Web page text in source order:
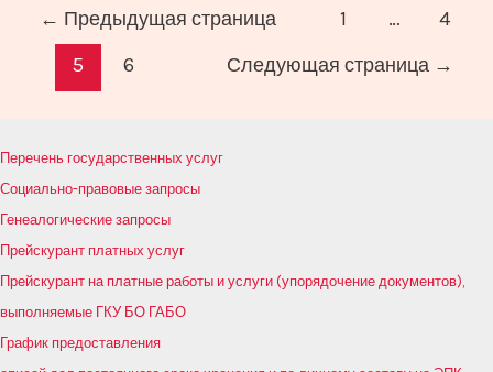
Постраничная
навигация
← Предыдущая страница 1 …
4
5
6 Следующая страница →
Перечень государственных услуг
Социально-правовые запросы
Генеалогические запросы
Прейскурант платных услуг
Прейскурант на платные работы и услуги (упорядочение документов),
выполняемые ГКУ БО ГАБО
График предоставления